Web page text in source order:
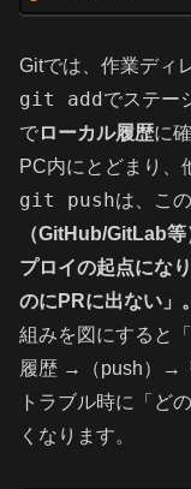
Gitでは、作業ディ
git addでステー
でローカル履歴に
PC内にとどまり、
git pushは、こ
（GitHub/GitLab
プロイの起点にな
のにPRに出ない」
組みを図にすると
履歴 →（push）→
トラブル時に「ど
くなります。